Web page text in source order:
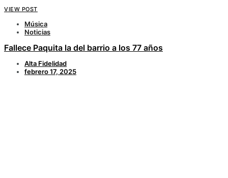
VIEW POST
Música
Noticias
Fallece Paquita la del barrio a los 77 años
Alta Fidelidad
febrero 17, 2025